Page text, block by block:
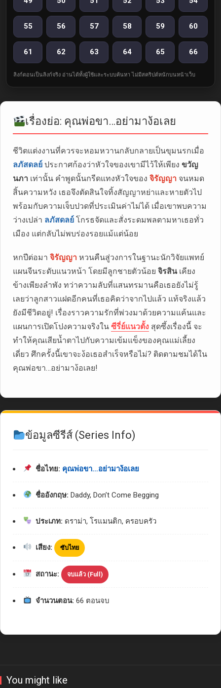
55 56 57 58 59 60
61 62 63 64 65 66
ลิงก์ตอนเป็นลิงก์จริง อ่านได้ทั้งผู้ใช้และระบบค้นหา ไม่มีสคริปต์หนักบนหน้าเว็บ
เรื่องย่อ: คุณพ่อขา…อย่ามาง้อเลย
ชีวิตแต่งงานที่ควรจะหอมหวานกลับกลายเป็นขุมนรกเมื่อ
ลภัสดลย์ ประกาศก้องว่าหัวใจของเขามีไว้ให้เพียง ขวัญ
นภา เท่านั้น คำพูดนั้นกรีดแทงหัวใจของ จิรัญญา จนหมด
สิ้นความหวัง เธอจึงตัดสินใจทิ้งสัญญาหย่าและหายตัวไป
พร้อมกับความเจ็บปวดที่ประเมินค่าไม่ได้ เมื่อเขาพบความ
ว่างเปล่า ลภัสดลย์ โกรธจัดและสั่งระดมพลตามหาเธอทั่ว
เมือง แต่กลับไม่พบร่องรอยแม้แต่น้อย
หกปีต่อมา จิรัญญา หวนคืนสู่วงการในฐานะนักวิจัยแพทย์
แผนจีนระดับแนวหน้า โดยมีลูกชายตัวน้อย จิรสินเคียง
ข้างเพียงลำพัง ทว่าความลับที่แสนทรมานคือเธอยังไม่รู้
เลยว่าลูกสาวแฝดอีกคนที่เธอคิดว่าจากไปแล้ว แท้จริงแล้ว
ยังมีชีวิตอยู่! เรื่องราวความรักที่พ่วงมาด้วยความแค้นและ
แผนการเปิดโปงความจริงใน ซีรี่ย์แนวตั้ง สุดซึ้งเรื่องนี้ จะ
ทำให้คุณเสียน้ำตาไปกับความเข้มแข็งของคุณแม่เลี้ยง
เดี่ยว ศึกครั้งนี้เขาจะง้อเธอสำเร็จหรือไม่? ติดตามชมได้ใน
คุณพ่อขา…อย่ามาง้อเลย!
ข้อมูลซีรีส์ (Series Info)
ชื่อไทย: คุณพ่อขา…อย่ามาง้อเลย
ชื่ออังกฤษ: Daddy, Don’t Come Begging
ประเภท: ดราม่า, โรแมนติก, ครอบครัว
เสียง: ซับไทย
สถานะ: จบแล้ว (Full)
จำนวนตอน: 66 ตอนจบ
You might like